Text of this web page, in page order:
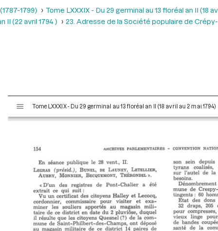
1799)
Tome LXXXIX - Du 29 germinal au 13 floréal an II (18
II (22 avril 1794 ) 23. Adresse de la Société populaire de
s
Tome LXXXIX - Du 29 germinal au 13 floréal an II (18 avril au 2 mai 1794)